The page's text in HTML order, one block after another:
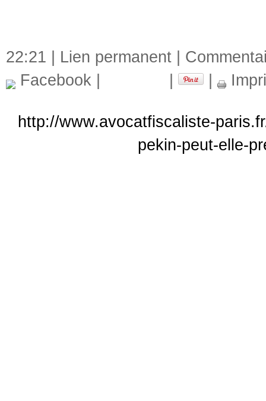
22:21 | Lien permanent
Facebook
http://www.avocatfiscaliste-
pekin-peut-elle-